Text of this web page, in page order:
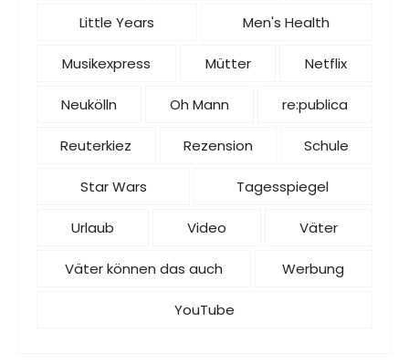
Little Years Men's Health
Musikexpress Mütter Netflix
Neukölln Oh Mann re:publica
Reuterkiez Rezension Schule
Star Wars Tagesspiegel
Urlaub Video Väter
Väter können das auch Werbung
YouTube